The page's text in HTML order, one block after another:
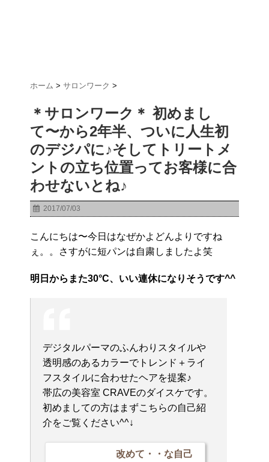
ホーム > サロンワーク >
＊サロンワーク＊ 初めまし
て〜から2年半、ついに人生初
のデジパに♪そしてトリートメ
ントの立ち位置ってお客様に合
わせないとね♪
2017/07/03
こんにちは〜今日はなぜかよどんよりですね
ぇ。。さすがに短パンは自粛しましたよ笑
明日からまた30°C、いい連休になりそうです^^
デジタルパーマのふんわりスタイルや
透明感のあるカラーでトレンド＋ライ
フスタイルに合わせたヘアを提案♪
帯広の美容室 CRAVEのダイスケです。
初めましての方はまずこちらの自己紹
介をご覧ください^^↓
改めて・・な自己